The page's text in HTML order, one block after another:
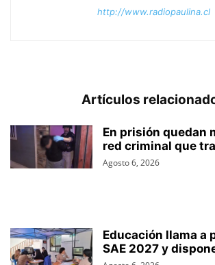
http://www.radiopaulina.cl
Artículos
En prisión quedan
red criminal que
Agosto 6, 2026
Educación llama a
SAE 2027 y